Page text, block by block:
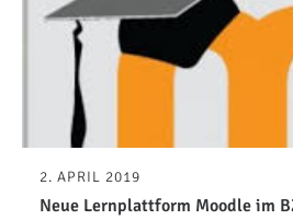
2. APRIL 2019
Neue Lernplattform Moodle im